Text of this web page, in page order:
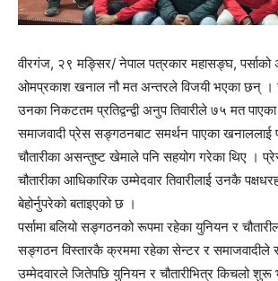
वीरगंज, २९ मङ्सिर/ नेपाल पत्रकार महासङ्घ, पर्साको
ओमप्रकाश खनाल नौ मत अन्तरले विजयी भएका छन् ।
उनका निकटतम प्रतिद्वन्द्वी अनुप तिवारीले ७५ मत
समाजवादी प्रेस सङ्गठनबाट समर्थन पाएका
चौतारीका असन्तुष्ट खेमाले पनि सहयोग गरेका थिए ।
चौतारीका आधिकारिक उम्मेदवार तिवारीलाई उनकै
बेहोर्नुपरेको बताइएको छ ।
पर्सामा बलियो सङ्गठनको रूपमा रहेका युनियन र
सङ्गठन विस्तारकै क्रममा रहेका सेन्टर र समाजवादीले
उम्मेदवारले जितेपछि युनियन र चौतारीभित्र किचलो